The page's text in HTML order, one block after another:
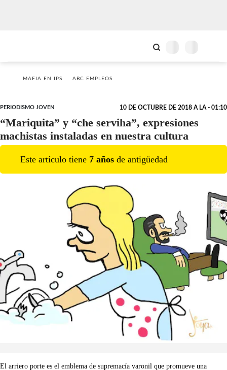
MAFIA EN IPS ABC EMPLEOS
PERIODISMO JOVEN 10 DE OCTUBRE DE 2018 A LA - 01:10
“Mariquita” y “che serviha”, expresiones
machistas instaladas en nuestra cultura
Este artículo tiene 7 años de antigüedad
El arriero porte es el emblema de supremacía varonil que promueve una